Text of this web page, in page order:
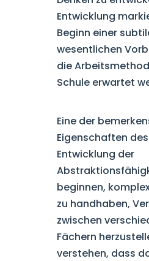
Entwicklung
Beginn einer
wesentlichen
die
Schule erwartet
Eine der
Eigenschaften
Entwicklung der
beginnen,
zu handhaben,
zwischen
Fächern
verstehen, dass